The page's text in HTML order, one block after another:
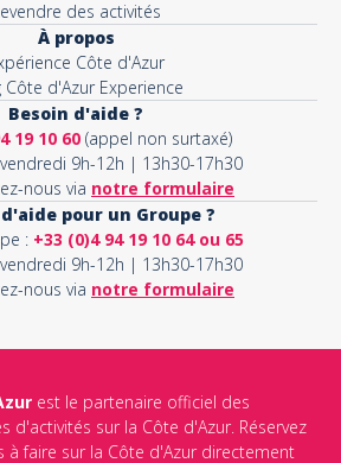
des activités
À propos
Côte d'Azur
Côte d'Azur Experience
Besoin d'aide ?
19 10 60 (appel non surtaxé)
9h-12h | 13h30-17h30
nous via notre formulaire
pour un Groupe ?
: +33 (0)4 94 19 10 64 ou 65
9h-12h | 13h30-17h30
nous via notre formulaire
est le partenaire officiel des
d'activités sur la Côte d'Azur. Réservez
à faire sur la Côte d'Azur directement